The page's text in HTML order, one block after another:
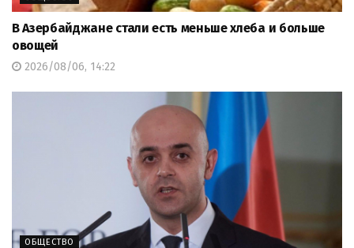
В Азербайджане стали есть меньше хлеба и больше
овощей
2026/08/06, 14:22
ОБЩЕСТВО